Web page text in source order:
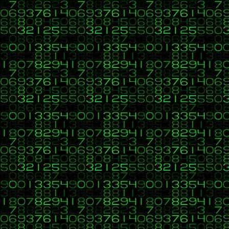
$this->Image('../../imagenes/
//Arial bold 15
$this-
// es de los bordes, fondo y
$this->SetDrawColor(0,0,0);
$this->SetFillColor(0,0,0);
$this->SetTextColor(0,0,0);
//$this->SetY(15);
//Movernos a la derecha
$this->Cell(191,5,"CASA DE
$this->Ln();
$this-
$this->Cell(191,5,"Programa
$this->Ln();
$this->Cell(191,5,"Secretaría de
$this->Ln();
$this->Cell(191,5,"Santiago
$this->Ln();*/
}
//Pie de pÃ¡gina
function Footer()
{
/* //Colores de los bordes,
$this->SetDrawColor(0,0,0);
$this->SetFillColor(0,0,0);
$this->SetTextColor(0,0,0);
//PosiciÃ³n: a 2,5 cm del
$this->SetY(-10);
//Arial italic 8